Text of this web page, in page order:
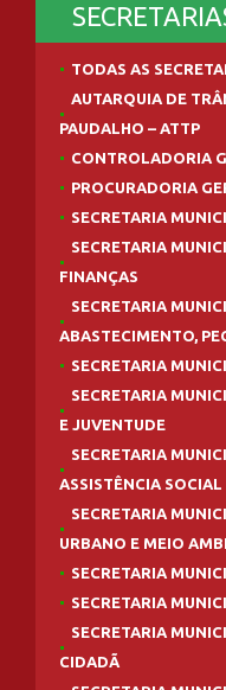
TODAS AS
AUTARQUIA DE
PAUDALHO – ATTP
CONTROLADORIA
PROCURADORIA
SECRETARIA
SECRETARIA
FINANÇAS
SECRETARIA
ABASTECIMENTO,
SECRETARIA
SECRETARIA
E JUVENTUDE
SECRETARIA
ASSISTÊNCIA SOCIAL
SECRETARIA
URBANO E MEIO
SECRETARIA
SECRETARIA
SECRETARIA
CIDADÃ